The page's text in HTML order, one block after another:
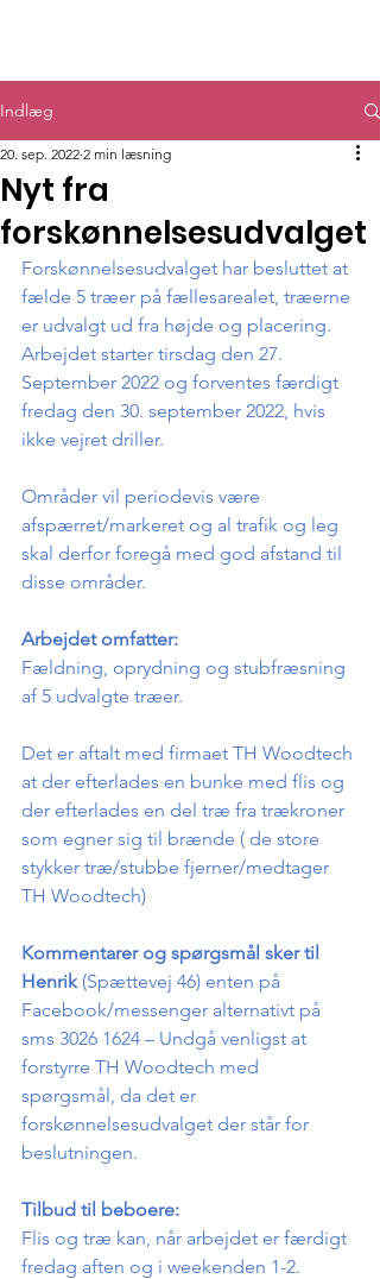
Indlæg
Nyt fra
forskønnelsesudvalget
20. sep. 2022 2 min læsning
Forskønnelsesudvalget har besluttet at
fælde 5 træer på fællesarealet, træerne
er udvalgt ud fra højde og placering.
Arbejdet starter tirsdag den 27.
September 2022 og forventes færdigt
fredag den 30. september 2022, hvis
ikke vejret driller.
Områder vil periodevis være
afspærret/markeret og al trafik og leg
skal derfor foregå med god afstand til
disse områder.
Arbejdet omfatter:
Fældning, oprydning og stubfræsning
af 5 udvalgte træer.
Det er aftalt med firmaet TH Woodtech
at der efterlades en bunke med flis og
der efterlades en del træ fra trækroner
som egner sig til brænde ( de store
stykker træ/stubbe fjerner/medtager
TH Woodtech)
Kommentarer og spørgsmål sker til
Henrik (Spættevej 46) enten på
Facebook/messenger alternativt på
sms 3026 1624 – Undgå venligst at
forstyrre TH Woodtech med
spørgsmål, da det er
forskønnelsesudvalget der står for
beslutningen.
Tilbud til beboere:
Flis og træ kan, når arbejdet er færdigt
fredag aften og i weekenden 1-2.